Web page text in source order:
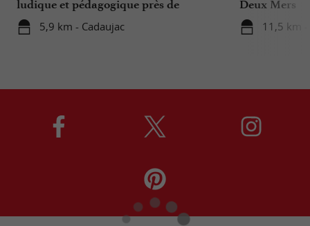
ludique et pédagogique près de
Bordeaux
5,9 km - Cadaujac
Deux Mers
11,5 km -